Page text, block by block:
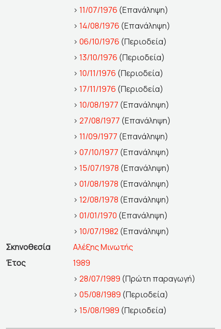
> 11/07/1976 (Επανάληψη)
> 14/08/1976 (Επανάληψη)
> 06/10/1976 (Περιοδεία)
> 13/10/1976 (Περιοδεία)
> 10/11/1976 (Περιοδεία)
> 17/11/1976 (Περιοδεία)
> 10/08/1977 (Επανάληψη)
> 27/08/1977 (Επανάληψη)
> 11/09/1977 (Επανάληψη)
> 07/10/1977 (Επανάληψη)
> 15/07/1978 (Επανάληψη)
> 01/08/1978 (Επανάληψη)
> 12/08/1978 (Επανάληψη)
> 01/01/1970 (Επανάληψη)
> 10/07/1982 (Επανάληψη)
Σκηνοθεσία
Αλέξης Μινωτής
Έτος
1989
> 28/07/1989 (Πρώτη παραγωγή)
> 05/08/1989 (Περιοδεία)
> 15/08/1989 (Περιοδεία)